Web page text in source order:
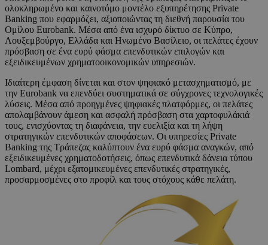
ολοκληρωμένο και καινοτόμο μοντέλο εξυπηρέτησης Private
Banking που εφαρμόζει, αξιοποιώντας τη διεθνή παρουσία του
Ομίλου Eurobank. Μέσα από ένα ισχυρό δίκτυο σε Κύπρο,
Λουξεμβούργο, Ελλάδα και Ηνωμένο Βασίλειο, οι πελάτες έχουν
πρόσβαση σε ένα ευρύ φάσμα επενδυτικών επιλογών και
εξειδικευμένων χρηματοοικονομικών υπηρεσιών.
Ιδιαίτερη έμφαση δίνεται και στον ψηφιακό μετασχηματισμό, με
την Eurobank να επενδύει συστηματικά σε σύγχρονες τεχνολογικές
λύσεις. Μέσα από προηγμένες ψηφιακές πλατφόρμες, οι πελάτες
απολαμβάνουν άμεση και ασφαλή πρόσβαση στα χαρτοφυλάκιά
τους, ενισχύοντας τη διαφάνεια, την ευελιξία και τη λήψη
στρατηγικών επενδυτικών αποφάσεων. Οι υπηρεσίες Private
Banking της Τράπεζας καλύπτουν ένα ευρύ φάσμα αναγκών, από
εξειδικευμένες χρηματοδοτήσεις, όπως επενδυτικά δάνεια τύπου
Lombard, μέχρι εξατομικευμένες επενδυτικές στρατηγικές,
προσαρμοσμένες στο προφίλ και τους στόχους κάθε πελάτη.